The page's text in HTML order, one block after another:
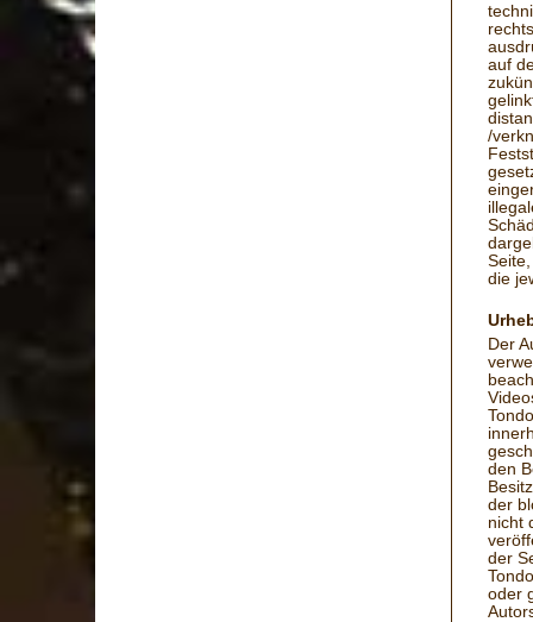
auf
/
die
Der
den
der
nicht
der
oder